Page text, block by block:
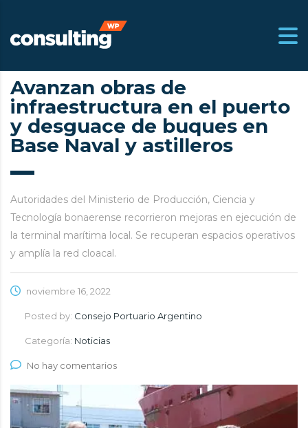
Avanzan obras de
infraestructura en el puerto
y desguace de buques en
Base Naval y astilleros
Autoridades del Ministerio de Producción, Ciencia y
Tecnología bonaerense recorrieron mejoras en ejecución de
la terminal marítima local. Se recuperan espacios operativos
y amplía la red cloacal.
noviembre 16, 2022
Posted by: Consejo Portuario Argentino
Categoría: Noticias
No hay comentarios